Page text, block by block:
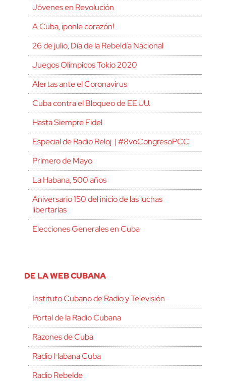
Jóvenes en Revolución
A Cuba, ¡ponle corazón!
26 de julio, Día de la Rebeldía Nacional
Juegos Olímpicos Tokio 2020
Alertas ante el Coronavirus
Cuba contra el Bloqueo de EE.UU.
Hasta Siempre Fidel
Especial de Radio Reloj | #8voCongresoPCC
Primero de Mayo
La Habana, 500 años
Aniversario 150 del inicio de las luchas
libertarias
Elecciones Generales en Cuba
DE LA WEB CUBANA
Instituto Cubano de Radio y Televisión
Portal de la Radio Cubana
Razones de Cuba
Radio Habana Cuba
Radio Rebelde